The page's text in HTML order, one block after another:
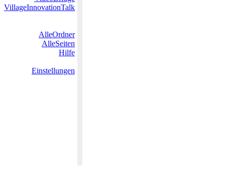
VillageInnovationTalk
AlleOrdner
AlleSeiten
Hilfe
Einstellungen